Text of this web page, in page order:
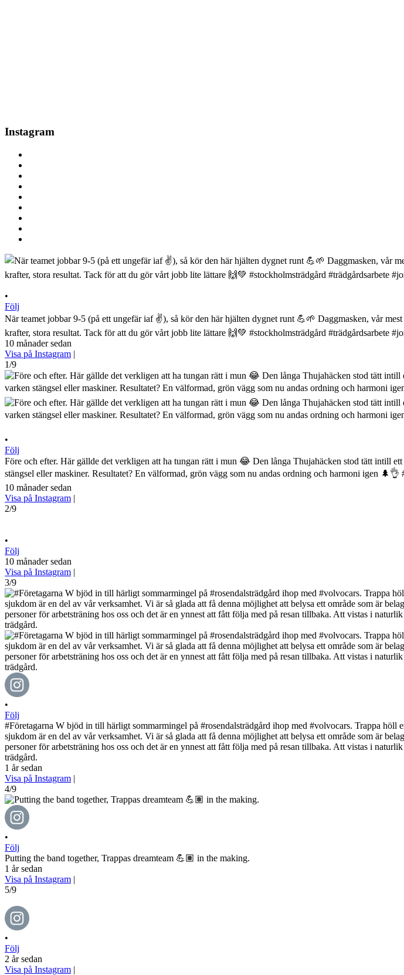
Instagram
•
Följ
När teamet jobbar 9-5 (på ett ungefär iaf ✌️), så kör den här hjälten dygnet runt 💪🌱 Daggmasken, vår
krafter, stora resultat. Tack för att du gör vårt jobb lite lättare 🙌💚 #stockholmsträdgård #trädgårdsarbete
10 månader sedan
Visa på Instagram |
1/9
•
Följ
Före och efter. Här gällde det verkligen att ha tungan rätt i mun 😂 Den långa Thujahäcken stod tätt intill
stängsel eller maskiner. Resultatet? En välformad, grön vägg som nu andas ordning och harmoni igen
10 månader sedan
Visa på Instagram |
2/9
•
Följ
10 månader sedan
Visa på Instagram |
3/9
•
Följ
#Företagarna W bjöd in till härligt sommarmingel på #rosendalsträdgård ihop med #volvocars. Trappa höll
sjukdom är en del av vår verksamhet. Vi är så glada att få denna möjlighet att belysa ett område som är
personer för arbetsträning hos oss och det är en ynnest att fått följa med på resan tillbaka. Att vistas i
trädgård.
1 år sedan
Visa på Instagram |
4/9
•
Följ
Putting the band together, Trappas dreamteam 💪🏽 in the making.
1 år sedan
Visa på Instagram |
5/9
•
Följ
2 år sedan
Visa på Instagram |